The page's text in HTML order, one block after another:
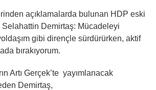
açıklamalarda bulunan HDP eski
Selahattin Demirtaş: Mücadeleyi
gibi dirençle sürdürürken, aktif
bırakıyorum.
Artı Gerçek’te yayımlanacak
Demirtaş,